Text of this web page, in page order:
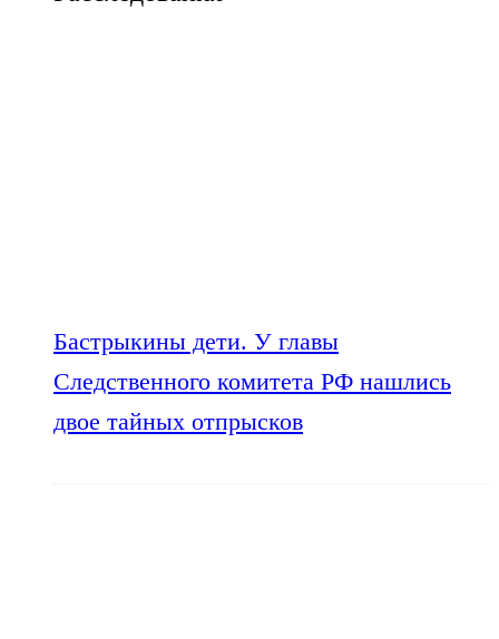
Бастрыкины дети. У главы
Следственного комитета РФ нашлись
двое тайных отпрысков